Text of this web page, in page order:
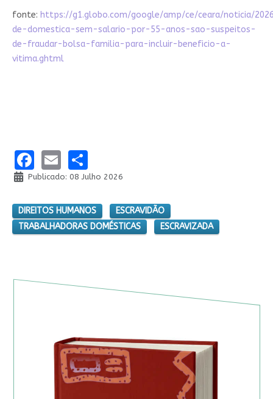
fonte: https://g1.globo.com/google/amp/ce/ceara/noticia/
de-domestica-sem-salario-por-55-anos-sao-suspeitos-
de-fraudar-bolsa-familia-para-incluir-beneficio-a-
vitima.ghtml
Facebook
EmailShare
Publicado: 08 Julho 2026
DIREITOS HUMANOS
ESCRAVIDÃO
TRABALHADORAS DOMÉSTICAS
ESCRAVIZADA